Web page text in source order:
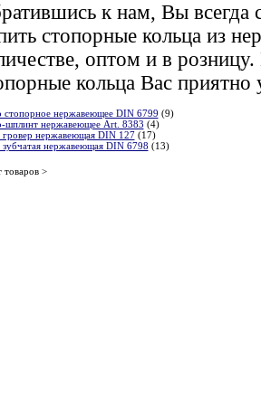
к нам, Вы всегда
стопорные кольца из
оптом и в
кольца Вас приятно
стопорное нержавеющее DIN 6799 (9)
шплинт нержавеющее Art. 8383 (4)
гровер нержавеющая DIN 127(17)
нержавеющая DIN 6798 (13)
>